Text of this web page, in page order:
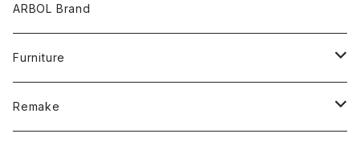
ARBOL Brand
Furniture
Chair
Remake